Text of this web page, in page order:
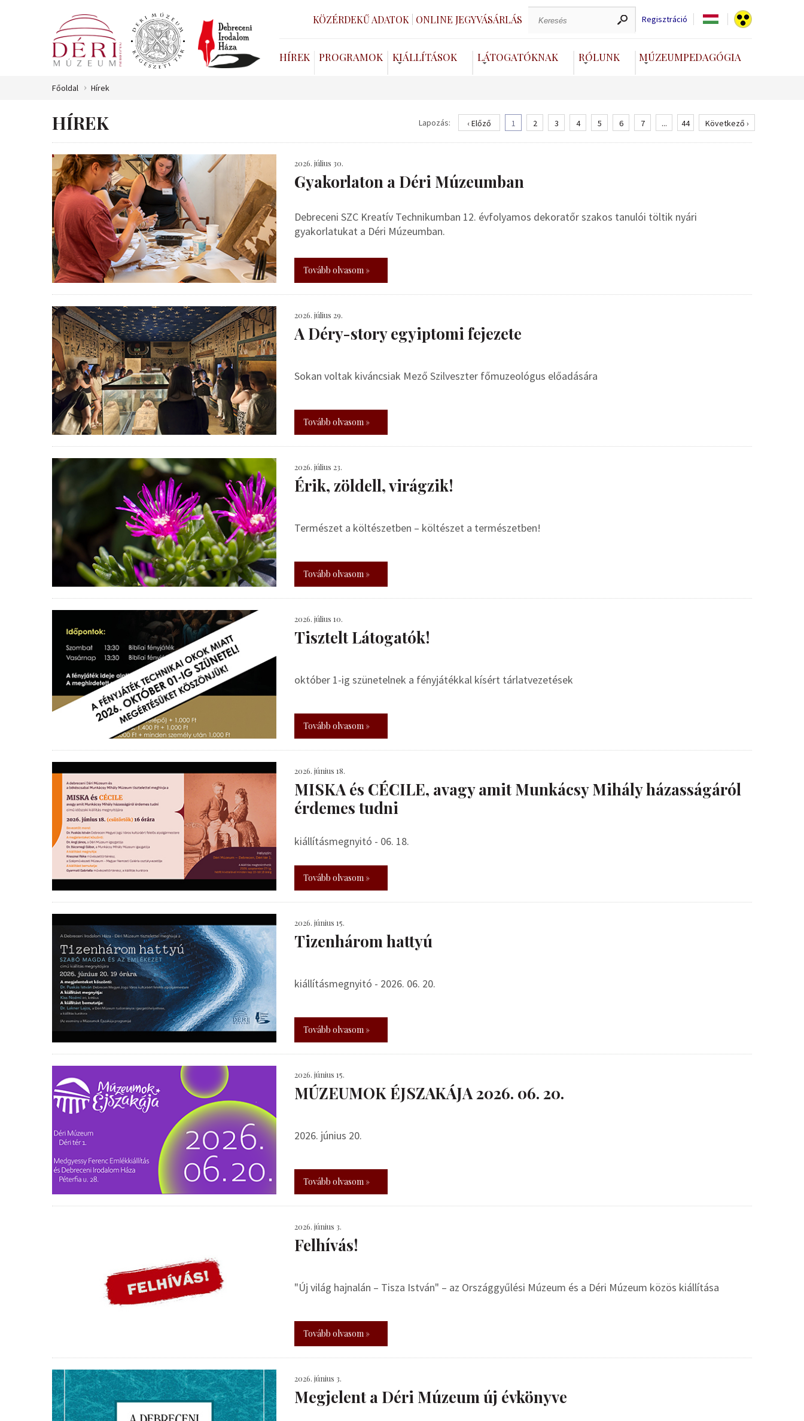
KÖZÉRDEKŰ ADATOK ONLINE JEGYVÁSÁRLÁS Regisztráció
HÍREK PROGRAMOK KIÁLLÍTÁSOK LÁTOGATÓKNAK RÓLUNK MÚZEUMPEDAGÓGIA
Főoldal Hírek
HÍREK Lapozás: ‹ Előző 1 2 3 4 5 6 7 ... 44 Következő ›
2026. július 30.
Gyakorlaton a Déri Múzeumban
Debreceni SZC Kreatív Technikumban 12. évfolyamos dekoratőr szakos tanulói töltik nyári
gyakorlatukat a Déri Múzeumban.
Tovább olvasom »
2026. július 29.
A Déry-story egyiptomi fejezete
Sokan voltak kiváncsiak Mező Szilveszter főmuzeológus előadására
Tovább olvasom »
2026. július 23.
Érik, zöldell, virágzik!
Természet a költészetben – költészet a természetben!
Tovább olvasom »
2026. július 10.
Tisztelt Látogatók!
október 1-ig szünetelnek a fényjátékkal kísért tárlatvezetések
Tovább olvasom »
2026. június 18.
MISKA és CÉCILE, avagy amit Munkácsy Mihály házasságáról
érdemes tudni
kiállításmegnyitó - 06. 18.
Tovább olvasom »
2026. június 15.
Tizenhárom hattyú
kiállításmegnyitó - 2026. 06. 20.
Tovább olvasom »
2026. június 15.
MÚZEUMOK ÉJSZAKÁJA 2026. 06. 20.
2026. június 20.
Tovább olvasom »
2026. június 3.
Felhívás!
"Új világ hajnalán – Tisza István" – az Országgyűlési Múzeum és a Déri Múzeum közös kiállítása
Tovább olvasom »
2026. június 3.
Megjelent a Déri Múzeum új évkönyve